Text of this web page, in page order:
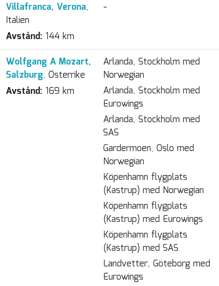
Villafranca, Verona,
Italien
Avstånd: 144 km
-
Wolfgang A Mozart,
Salzburg, Österrike
Avstånd: 169 km
Arlanda, Stockholm med
Norwegian
Arlanda, Stockholm med
Eurowings
Arlanda, Stockholm med
SAS
Gardermoen, Oslo med
Norwegian
Köpenhamn flygplats
(Kastrup) med Norwegian
Köpenhamn flygplats
(Kastrup) med Eurowings
Köpenhamn flygplats
(Kastrup) med SAS
Landvetter, Göteborg med
Eurowings